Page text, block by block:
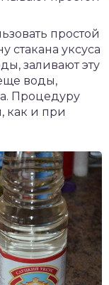
простой
стакана уксуса
заливают эту
воды,
Процедуру
как и при